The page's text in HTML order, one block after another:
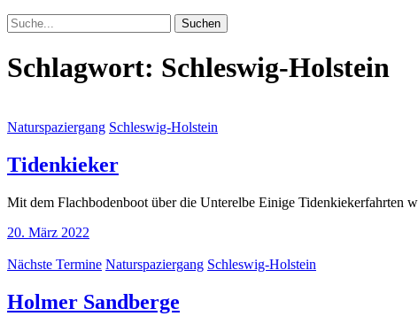
Suche
Schlagwort: Schleswig-Holstein
Naturspaziergang Schleswig-Holstein
Tidenkieker
Mit dem Flachbodenboot über die Unterelbe Einige Tidenkiekerfahrten
20. März 2022
Nächste Termine Naturspaziergang Schleswig-Holstein
Holmer Sandberge